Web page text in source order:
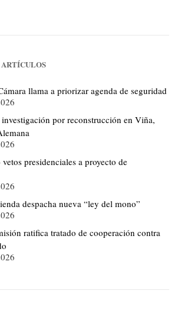
llama a priorizar agenda de seguridad
por reconstrucción en Viña,
presidenciales a proyecto de
despacha nueva “ley del mono”
ratifica tratado de cooperación contra